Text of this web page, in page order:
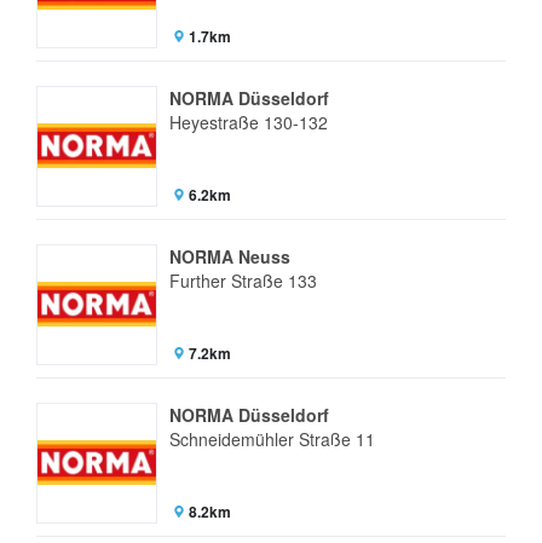
1.7km
NORMA Düsseldorf
Heyestraße 130-132
6.2km
NORMA Neuss
Further Straße 133
7.2km
NORMA Düsseldorf
Schneidemühler Straße 11
8.2km